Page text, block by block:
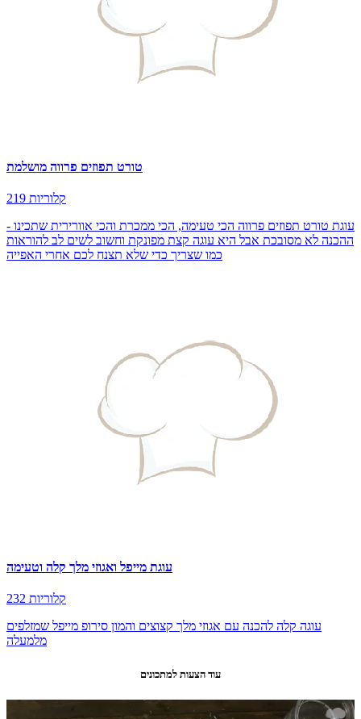
טורט תפוזים פרווה מושלמת
219 קלוריות
עוגת טורט תפוזים פרווה הכי טעימה, הכי ממכרת והכי אוורירית שתכינו -
ההכנה לא מסובכת אבל היא עוגה קצת מפונקת וחשוב לשים לב להוראות
כמו שצריך כדי שלא תצנח לכם אחרי האפייה
עוגת מייפל ואגוזי מלך קלה וטעימה
232 קלוריות
עוגה קלה להכנה עם אגוזי מלך קצוצים והמון סירופ מייפל שמזלפים
מלמעלה
עוד הצעות למתכונים